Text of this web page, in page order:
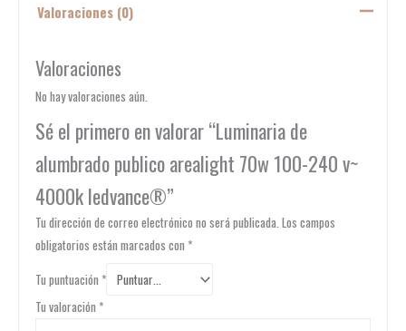
Valoraciones (0)
Valoraciones
No hay valoraciones aún.
Sé el primero en valorar “Luminaria de
alumbrado publico arealight 70w 100-240 v~
4000k ledvance®”
Tu dirección de correo electrónico no será publicada. Los campos
obligatorios están marcados con *
Tu puntuación *
Tu valoración *